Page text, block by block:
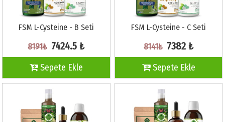
FSM L-Cysteine - B Seti
8191₺ 7424.5 ₺
Sepete Ekle
FSM L-Cysteine - C Seti
8141₺ 7382 ₺
Sepete Ekle